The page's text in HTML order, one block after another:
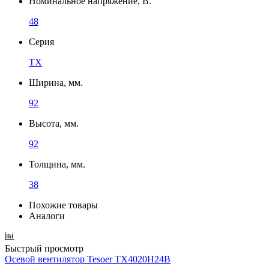
48
Серия
TX
Ширина, мм.
92
Высота, мм.
92
Толщина, мм.
38
Похожие товары
Аналоги
Быстрый просмотр
Осевой вентилятор Tesoer TX4020H24B